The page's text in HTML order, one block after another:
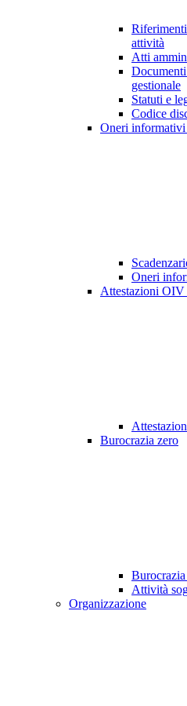
attività
Atti
gestionale
Statuti e
Codice
Oneri informativi
Oneri
Attestazioni OIV
Burocrazia zero
Attività
Organizzazione